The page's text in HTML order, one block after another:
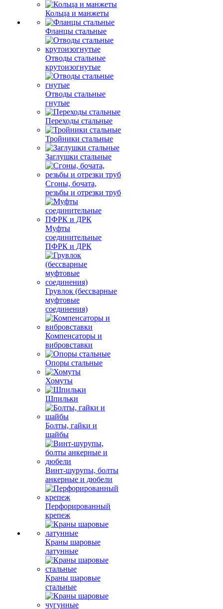
Кольца и манжеты
Фланцы стальные
Отводы стальные
крутоизогнутые
Отводы стальные
гнутые
Переходы стальные
Тройники стальные
Заглушки стальные
Сгоны, бочата,
резьбы и отрезки труб
Муфты
соединительные
ПФРК и ДРК
Грувлок (бессварные
муфтовые
соединения)
Компенсаторы и
вибровставки
Опоры стальные
Хомуты
Шпильки
Болты, гайки и
шайбы
Винт-шурупы, болты
анкерные и дюбели
Перфорированный
крепеж
Краны шаровые
латунные
Краны шаровые
стальные